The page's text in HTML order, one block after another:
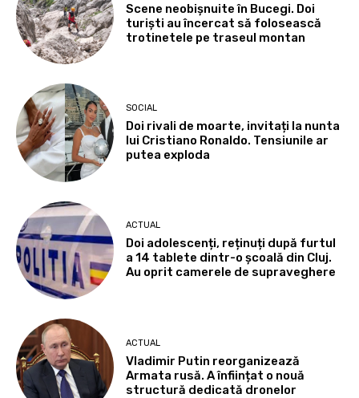
Scene neobișnuite în Bucegi. Doi
turiști au încercat să folosească
trotinetele pe traseul montan
SOCIAL
Doi rivali de moarte, invitați la nunta
lui Cristiano Ronaldo. Tensiunile ar
putea exploda
ACTUAL
Doi adolescenți, reținuți după furtul
a 14 tablete dintr-o școală din Cluj.
Au oprit camerele de supraveghere
ACTUAL
Vladimir Putin reorganizează
Armata rusă. A înființat o nouă
structură dedicată dronelor